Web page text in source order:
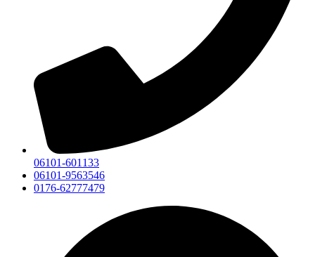
06101-601133
06101-9563546
0176-62777479